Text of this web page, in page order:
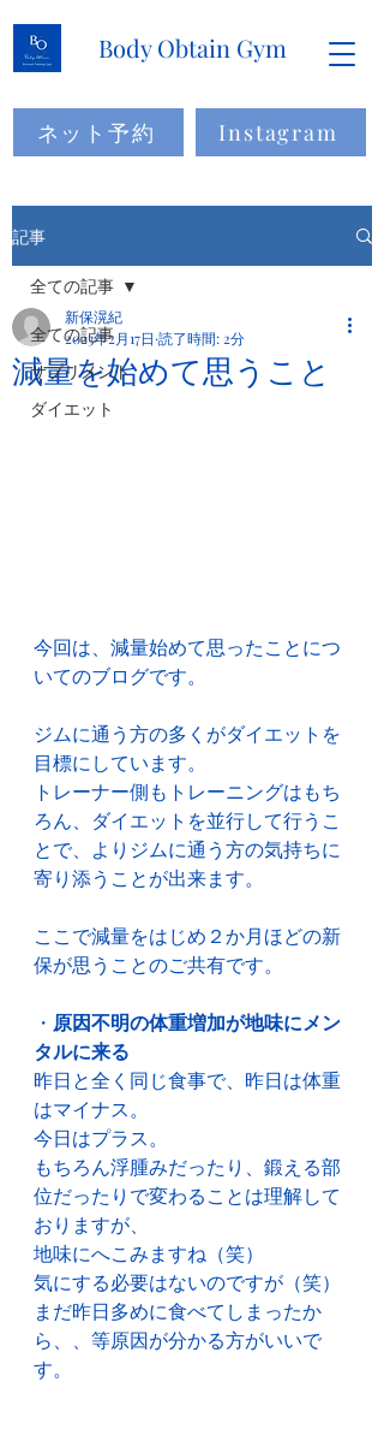
Body Obtain Gym
ネット予約 Instagram
記事
全ての記事
サプリメント
ダイエット
全ての記事
減量を始めて思うこと
新保滉紀
2023年2月17日 読了時間: 2分
今回は、減量始めて思ったことにつ
いてのブログです。
ジムに通う方の多くがダイエットを
目標にしています。
トレーナー側もトレーニングはもち
ろん、ダイエットを並行して行うこ
とで、よりジムに通う方の気持ちに
寄り添うことが出来ます。
ここで減量をはじめ２か月ほどの新
保が思うことのご共有です。
・ 原因不明の体重増加が地味にメン
タルに来る
昨日と全く同じ食事で、昨日は体重
はマイナス。
今日はプラス。
もちろん浮腫みだったり、鍛える部
位だったりで変わることは理解して
おりますが、
地味にへこみますね（笑）
気にする必要はないのですが（笑）
まだ昨日多めに食べてしまったか
ら、、等原因が分かる方がいいで
す。